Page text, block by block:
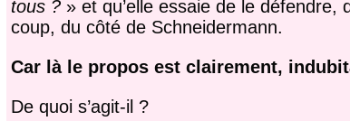
tous ?» et qu’elle essaie de le défendre,
coup, du côté de Schneidermann.
Car là le propos est clairement,
De quoi s’agit-il ?